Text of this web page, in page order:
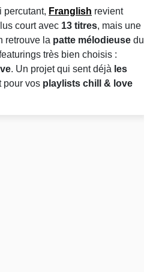
percutant, Franglish revient
court avec 13 titres, mais une
retrouve la patte mélodieuse du
très bien choisis :
. Un projet qui sent déjà les
pour vos playlists chill & love